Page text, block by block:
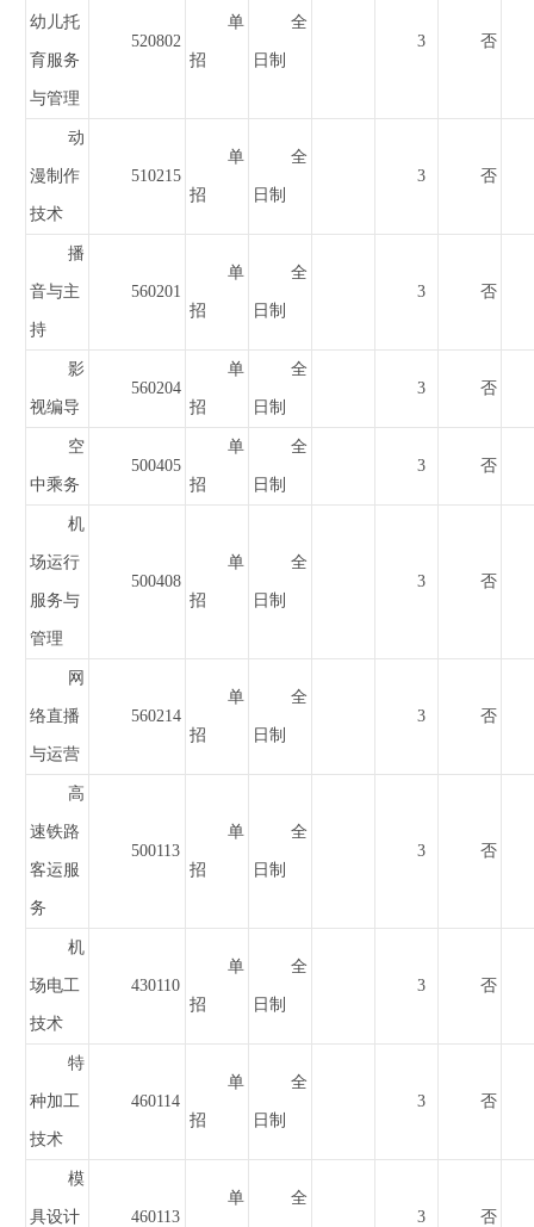
幼儿托
育服务
与管理
520802
单
招
全
日制
3 否
动
漫制作
技术
510215
单
招
全
日制
3 否
播
音与主
持
560201
单
招
全
日制
3 否
影
视编导
560204
单
招
全
日制
3 否
空
中乘务
500405
单
招
全
日制
3 否
机
场运行
服务与
管理
500408
单
招
全
日制
3 否
网
络直播
与运营
560214
单
招
全
日制
3 否
高
速铁路
客运服
务
500113
单
招
全
日制
3 否
机
场电工
技术
430110
单
招
全
日制
3 否
特
种加工
技术
460114
单
招
全
日制
3 否
模
具设计 460113
单
全
3
否